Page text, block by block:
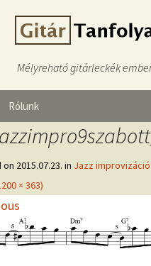
Mélyreható gitárleckék
Rólunk
on 2015.07.23. in Jazz improvizáció
× 363)